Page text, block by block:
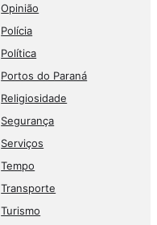
Opinião
Polícia
Política
Portos do Paraná
Religiosidade
Segurança
Serviços
Tempo
Transporte
Turismo